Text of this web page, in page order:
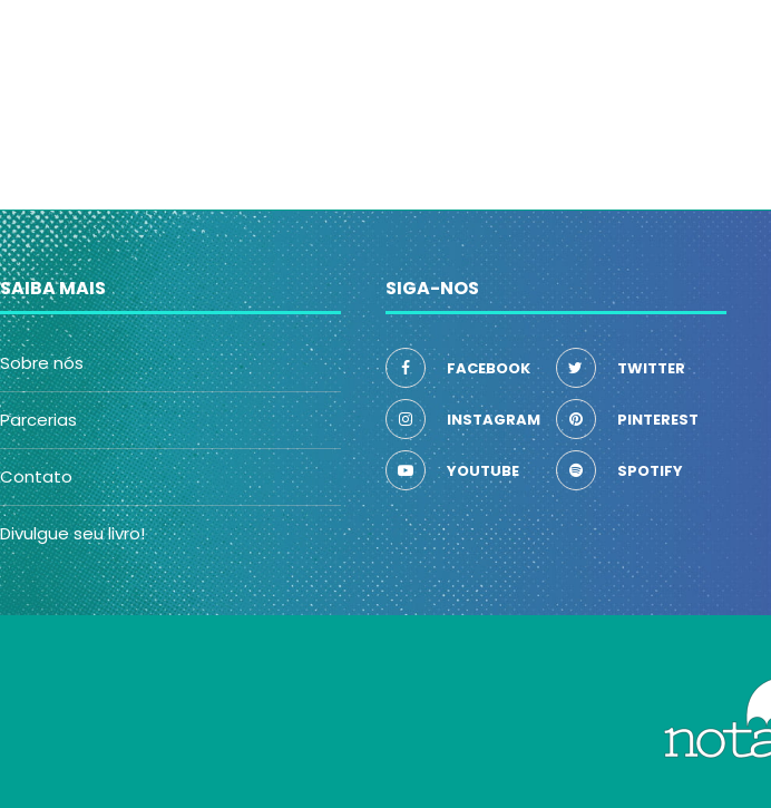
SAIBA MAIS
Sobre nós
Parcerias
Contato
Divulgue seu livro!
SIGA-NOS
FACEBOOK TWITTER
INSTAGRAM PINTEREST
YOUTUBE SPOTIFY